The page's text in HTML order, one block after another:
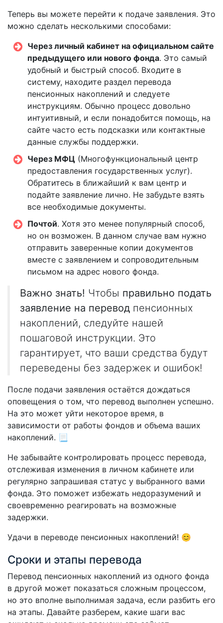
Теперь вы можете перейти к подаче заявления. Это
можно сделать несколькими способами:
Через личный кабинет на официальном сайте
предыдущего или нового фонда. Это самый
удобный и быстрый способ. Входите в
систему, находите раздел перевода
пенсионных накоплений и следуете
инструкциям. Обычно процесс довольно
интуитивный, и если понадобится помощь, на
сайте часто есть подсказки или контактные
данные службы поддержки.
Через МФЦ (Многофункциональный центр
предоставления государственных услуг).
Обратитесь в ближайший к вам центр и
подайте заявление лично. Не забудьте взять
все необходимые документы.
Почтой. Хотя это менее популярный способ,
но он возможен. В данном случае вам нужно
отправить заверенные копии документов
вместе с заявлением и сопроводительным
письмом на адрес нового фонда.
Важно знать! Чтобы правильно подать
заявление на перевод пенсионных
накоплений, следуйте нашей
пошаговой инструкции. Это
гарантирует, что ваши средства будут
переведены без задержек и ошибок!
После подачи заявления остаётся дождаться
оповещения о том, что перевод выполнен успешно.
На это может уйти некоторое время, в
зависимости от работы фондов и объема ваших
накоплений. 📃
Не забывайте контролировать процесс перевода,
отслеживая изменения в личном кабинете или
регулярно запрашивая статус у выбранного вами
фонда. Это поможет избежать недоразумений и
своевременно реагировать на возможные
задержки.
Удачи в переводе пенсионных накоплений! 😊
Сроки и этапы перевода
Перевод пенсионных накоплений из одного фонда
в другой может показаться сложным процессом,
но это вполне выполнимая задача, если разбить его
на этапы. Давайте разберем, какие шаги вас